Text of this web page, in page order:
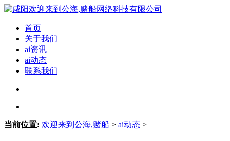
首页
关于我们
ai资讯
ai动态
联系我们
当前位置: 欢迎来到公海,赌船 > ai动态 >